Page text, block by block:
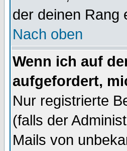
der deinen Rang
Nach oben
Wenn ich auf
aufgefordert,
Nur registrierte
(falls der
Mails von